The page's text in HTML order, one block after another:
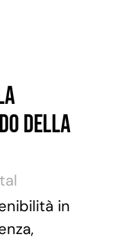
della
in